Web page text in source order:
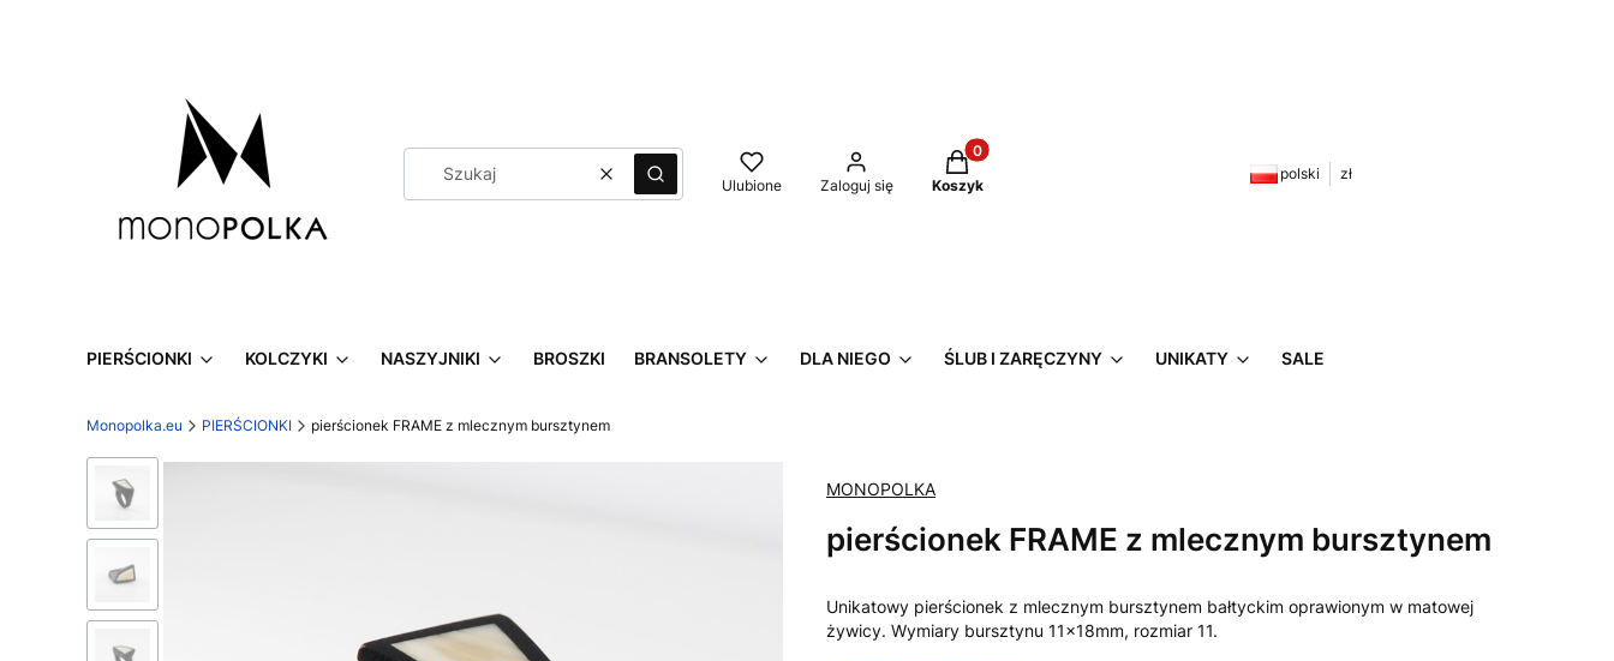
WyczyśćSzukaj Ulubione Zaloguj się
Produkty w koszyku: 0. Zobacz szczegóły
Koszyk
polski zł
PIERŚCIONKI KOLCZYKI NASZYJNIKI BROSZKI BRANSOLETY DLA NIEGO ŚLUB I ZARĘCZYNY UNIKATY SALE
Monopolka.eu PIERŚCIONKI pierścionek FRAME z mlecznym bursztynem
MONOPOLKA
pierścionek FRAME z mlecznym bursztynem
Unikatowy pierścionek z mlecznym bursztynem bałtyckim oprawionym w matowej
żywicy. Wymiary bursztynu 11x18mm, rozmiar 11.